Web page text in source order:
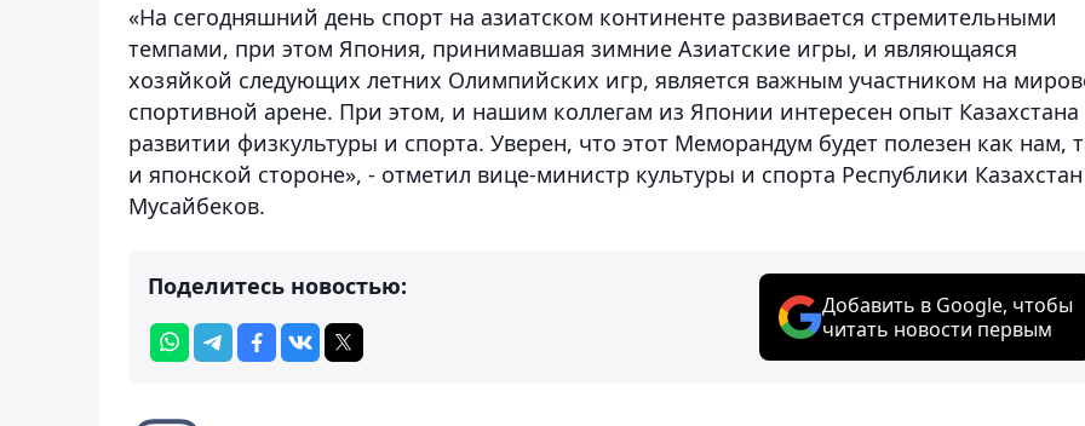
«На сегодняшний день спорт на азиатском континенте развивается стремительными
темпами, при этом Япония, принимавшая зимние Азиатские игры, и являющаяся
хозяйкой следующих летних Олимпийских игр, является важным участником на
спортивной арене. При этом, и нашим коллегам из Японии интересен опыт Казахстана
развитии физкультуры и спорта. Уверен, что этот Меморандум будет полезен как нам,
и японской стороне», - отметил вице-министр культуры и спорта Республики
Мусайбеков.
Поделитесь новостью:
Добавить в Google, чтобы
читать новости первым